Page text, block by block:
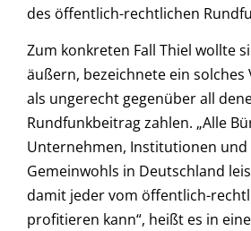
des öffentlich-rechtlichen
Zum konkreten Fall Thiel wollte
äußern, bezeichnete ein solches
als ungerecht gegenüber all
Rundfunkbeitrag zahlen. „Alle
Unternehmen, Institutionen und
Gemeinwohls in Deutschland
damit jeder vom öffentlich-
profitieren kann“, heißt es in